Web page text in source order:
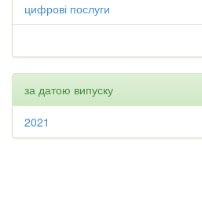
цифрові послуги
за датою випуску
2021